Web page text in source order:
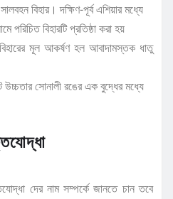
বিহার। দক্ষিণ-পূর্ব এশিয়ার মধ্যে
পরিচিত বিহারটি প্রতিষ্ঠা করা হয়
মূল আকর্ষণ হল আবাদামস্তক ধাতু
সোনালী রঙের এক বুদ্ধের মধ্যে
দের নাম সম্পর্কে জানতে চান তবে